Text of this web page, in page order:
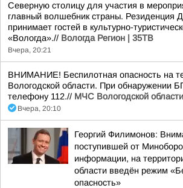
Северную столицу для участия в
главный волшебник страны. Резиденция
принимает гостей в культурно-
«Вологда».// Вологда Регион | 35ТВ
Вчера, 20:21
ВНИМАНИЕ! Беспилотная опасность на
Вологодской области. При обнаружении
телефону 112.// МЧС Вологодской области
Вчера, 20:10
Георгий Филимонов:
поступившей от
информации, на
области введён режим
опасность»